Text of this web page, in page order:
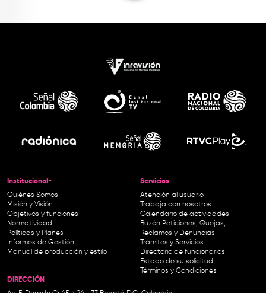
Institucional-
Quiénes Somos
Misión y Visión
Objetivos y funciones
Normatividad
Políticas y Planes
Informes de Gestión
Manual de producción y estilo
Servicios
Atención al usuario
Trabaja con nosotros
Calendario de actividades
Buzón Peticiones, Quejas,
Reclamos y Denuncias
Trámites y Servicios
Directorio de funcionarios
Estado de su solicitud
Términos y Condiciones
DIRECCIÓN